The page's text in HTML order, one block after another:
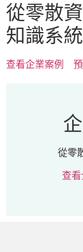
從零散
知識系統
查看企業案例
從零
查